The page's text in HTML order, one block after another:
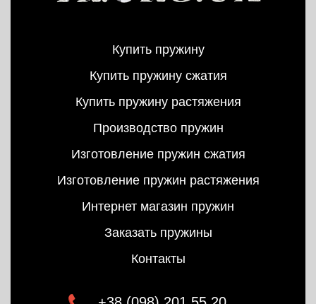
Купить пружину
Купить пружину сжатия
Купить пружину растяжения
Производство пружин
Изготовление пружин сжатия
Изготовление пружин растяжения
Интернет магазин пружин
Заказать пружины
Контакты